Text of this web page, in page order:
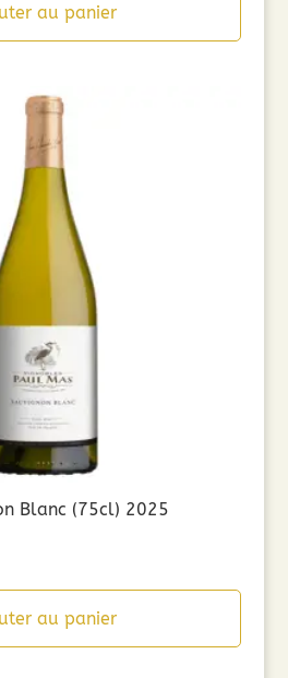
au panier
Blanc (75cl) 2025
au panier